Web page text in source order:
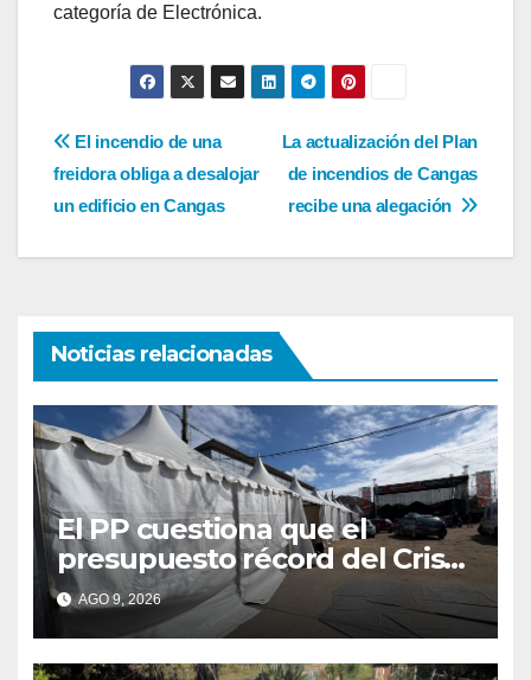
categoría de Electrónica.
Navegación
de
entradas
La actualización del Plan
de incendios de Cangas
recibe una alegación
El incendio de una
freidora obliga a desalojar
un edificio en Cangas
Noticias relacionadas
El PP cuestiona que el
presupuesto récord del Cristo
se traduzca en unas fiestas
más plurales
AGO 9, 2026